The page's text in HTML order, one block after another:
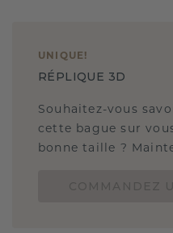
UNIQUE !
RÉPLIQUE 3D
Souhaitez-vous
cette bague sur
bonne taille ?